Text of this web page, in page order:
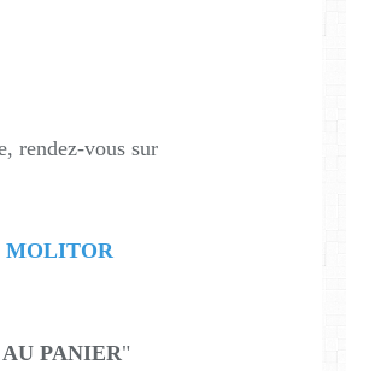
rendez-vous sur
MOLITOR
PANIER"